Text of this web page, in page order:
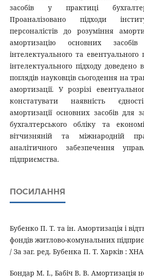
засобів у практиці
Проаналізовано підходи
персоналістів до розуміння
амортизацію основних
інтелектуального та евентуального
інтелектуального підходу доведено
поглядів науковців сьогодення на
амортизації. У розрізі
констатувати наявність
амортизації основних засобів для
бухгалтерського обліку та
вітчизняній та міжнародній
аналітичного забезпечення
підприємства.
ПОСИЛАННЯ
Бубенко П. Т. та ін. Амортизація і
фондів житлово-комунальних
/ За заг. ред. Бубенка П. Т. Харків :
Бондар М. І., Бабіч В. В. Амортизація